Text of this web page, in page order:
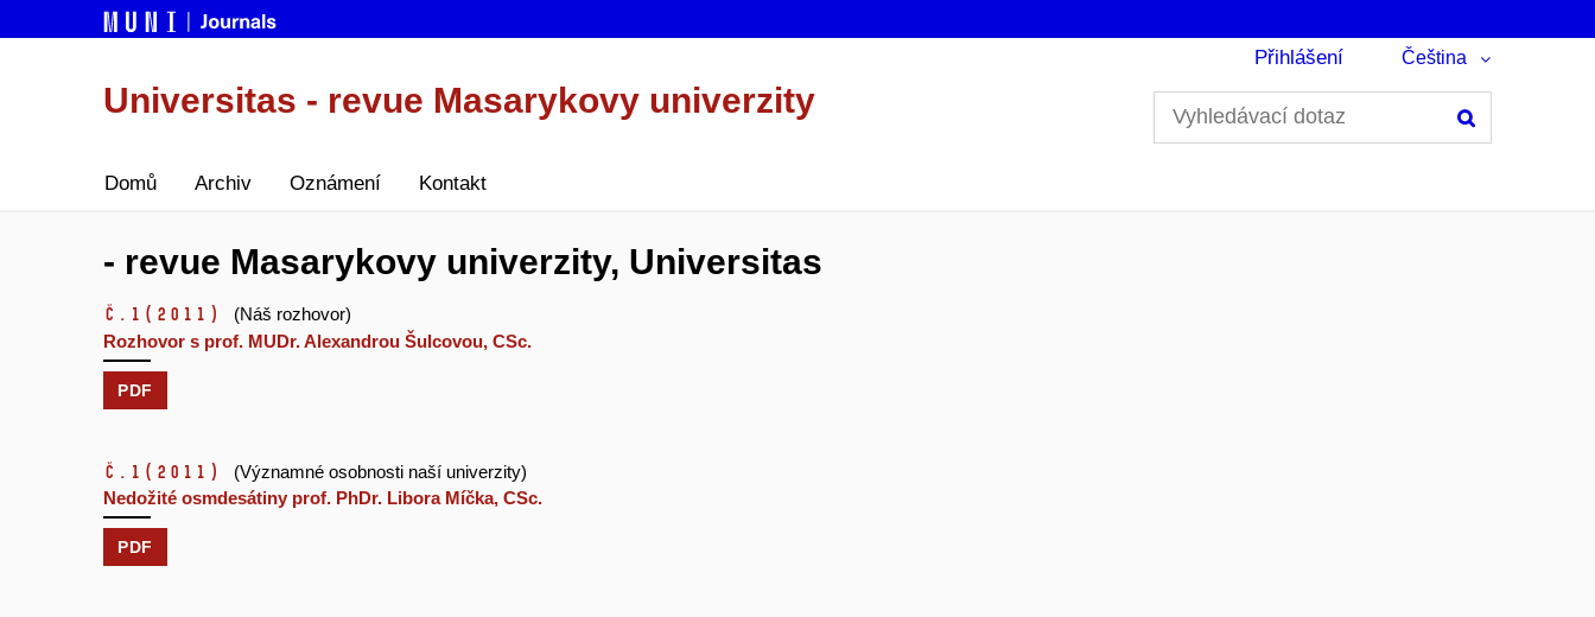
Universitas - revue Masarykovy univerzity
Přihlášení Čeština
Domů Archiv Oznámení Kontakt
- revue Masarykovy univerzity, Universitas
č.1 (2011)
(Náš rozhovor)
Rozhovor s prof. MUDr. Alexandrou Šulcovou, CSc.
PDF
č.1 (2011)
(Významné osobnosti naší univerzity)
Nedožité osmdesátiny prof. PhDr. Libora Míčka, CSc.
PDF